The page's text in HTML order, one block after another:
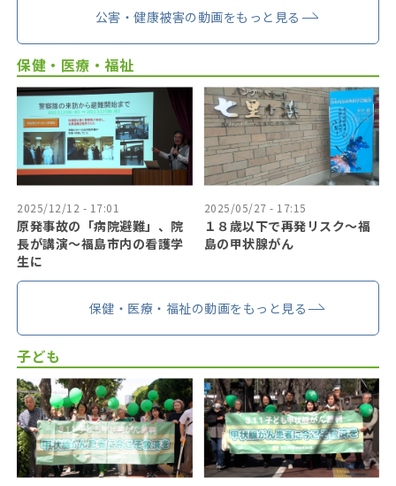
公害・健康被害の動画をもっと見る
保健・医療・福祉
2025/12/12 - 17:01
原発事故の「病院避難」、院
長が講演～福島市内の看護学
生に
2025/05/27 - 17:15
１８歳以下で再発リスク〜福
島の甲状腺がん
保健・医療・福祉の動画をもっと見る
子ども